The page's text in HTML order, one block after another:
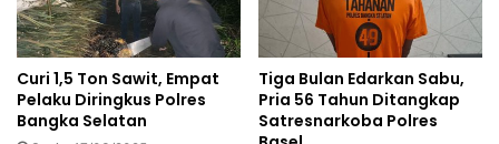
Curi 1,5 Ton Sawit, Empat
Pelaku Diringkus Polres
Bangka Selatan
Tiga Bulan Edarkan Sabu,
Pria 56 Tahun Ditangkap
Satresnarkoba Polres